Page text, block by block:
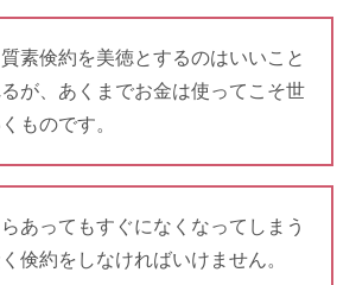
素倹約を美徳とするのはいいこと
が、あくまでお金は使ってこそ世
ものです。
あってもすぐになくなってしまう
倹約をしなければいけません。